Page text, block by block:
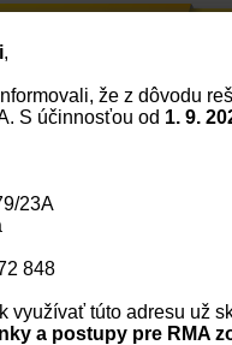
IT trubice
KATEGÓRIE:
KATEGÓRIE:
No.:
Kód:
O nás
,
že z dôvodu
S účinnosťou od 1. 9.
23A
848
využívať túto adresu už
a postupy pre RMA